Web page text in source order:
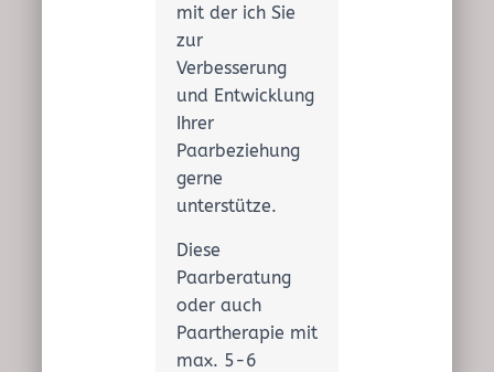
mit der ich Sie
zur
Verbesserung
und Entwicklung
Ihrer
Paarbeziehung
gerne
unterstütze.
Diese
Paarberatung
oder auch
Paartherapie mit
max. 5-6